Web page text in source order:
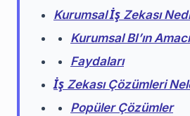
Kurumsal İş Zekası
Kurumsal BI’ın Amacı
Faydaları
İş Zekası Çözümleri
Popüler Çözümler